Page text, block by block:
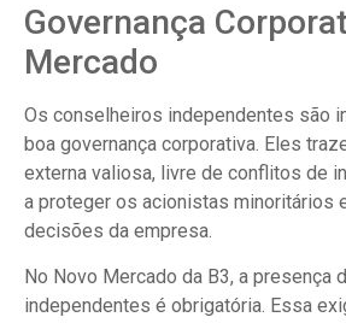
Governança
Mercado
Os conselheiros independentes são
boa governança corporativa. Eles
externa valiosa, livre de conflitos de
a proteger os acionistas minoritários
decisões da empresa.
No Novo Mercado da B3, a presença
independentes é obrigatória. Essa